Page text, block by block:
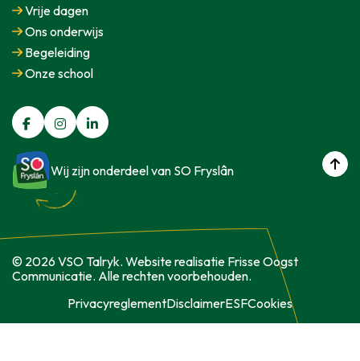
Vrije dagen
Ons onderwijs
Begeleiding
Onze school
Wij zijn onderdeel van SO Fryslân
© 2026 VSO Talryk. Website realisatie Frisse Oogst
Communicatie. Alle rechten voorbehouden.
PrivacyreglementDisclaimerESFCookies